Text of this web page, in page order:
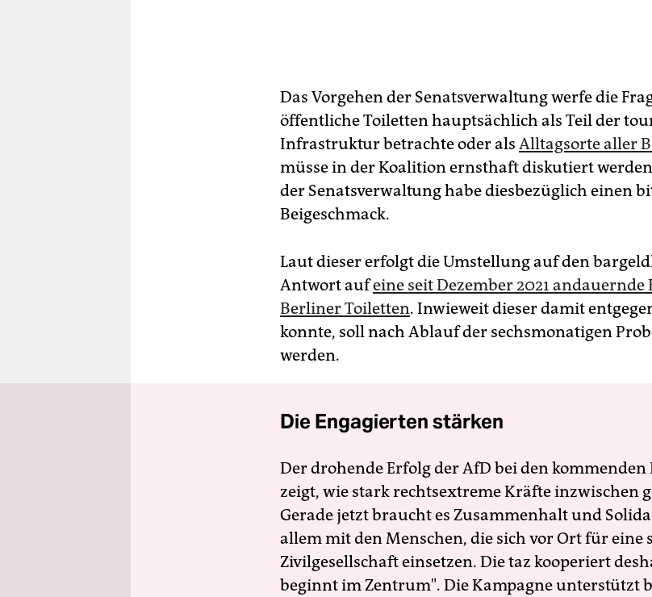
Das Vorgehen der Senatsverwaltung werfe die
öffentliche Toiletten hauptsächlich als Teil der
Infrastruktur betrachte oder als Alltagsorte aller
müsse in der Koalition ernsthaft diskutiert
der Senatsverwaltung habe diesbezüglich einen
Beigeschmack.
Laut dieser erfolgt die Umstellung auf den
Antwort aufeine seit Dezember 2021
Berliner Toiletten. Inwieweit dieser damit
konnte, soll nach Ablauf der sechsmonatigen
werden.
Die Engagierten stärken
Der drohende Erfolg der AfD bei den
zeigt, wie stark rechtsextreme Kräfte inzwischen
Gerade jetzt braucht es Zusammenhalt und
allem mit den Menschen, die sich vor Ort für eine
Zivilgesellschaft einsetzen. Die taz kooperiert
beginnt im Zentrum". Die Kampagne unterstützt